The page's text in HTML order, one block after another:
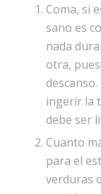
Coma, si
sano es
nada
otra,
ingerir la
debe ser
Cuanto
para el
verduras